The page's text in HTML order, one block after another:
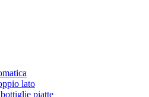
lato
piatte